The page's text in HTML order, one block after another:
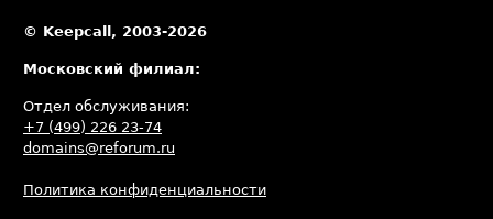
© Keepcall, 2003-2026
Московский филиал:
Отдел обслуживания:
+7 (499) 226 23-74
domains@reforum.ru
Политика конфиденциальности